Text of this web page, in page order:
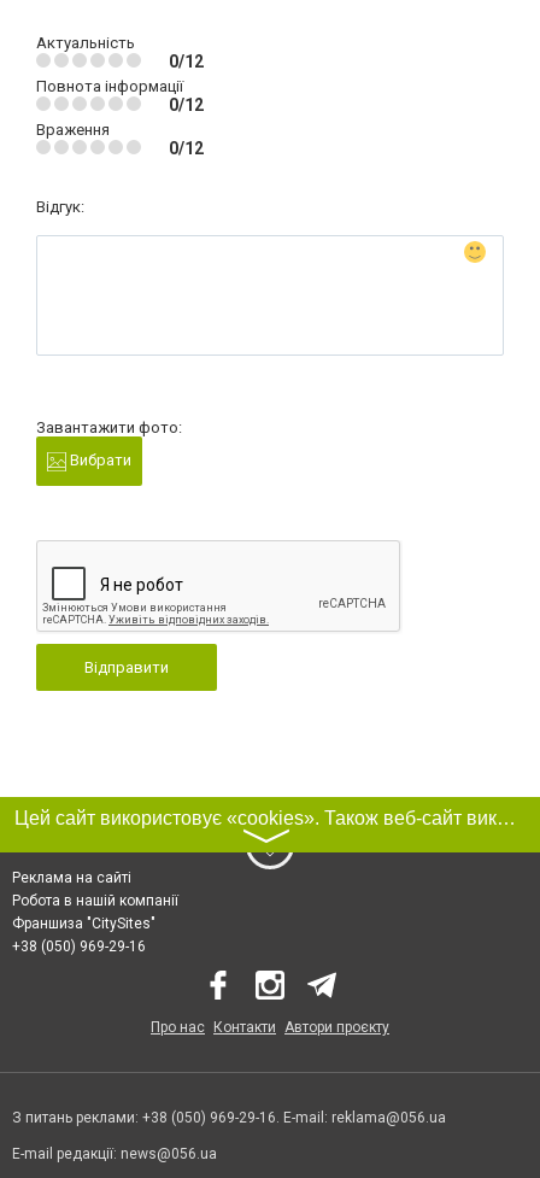
Актуальність
0/12
Повнота інформації
0/12
Враження
0/12
Відгук:
Завантажити фото:
Вибрати
Відправити
Цей сайт використовує «cookies». Також веб-сайт використовує інтернет-сервіс для збору технічних даних стосовно відвідувачів з метою отримання маркетингової та статистичної інформації. Умови обробки даних відвідувачів сайту див.
〉
Реклама на сайті
Робота в нашій компанії
Франшиза "CitySites"
+38 (050) 969-29-16
Про нас Контакти Автори проєкту
З питань реклами: +38 (050) 969-29-16. E-mail: reklama@056.ua
E-mail редакції: news@056.ua